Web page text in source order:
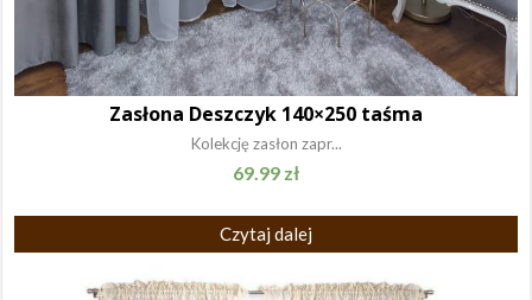
Zasłona Deszczyk 140×250 taśma
Kolekcję zasłon zapr...
69.99 zł
Czytaj dalej